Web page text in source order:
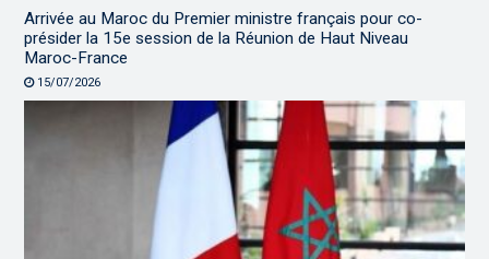
Arrivée au Maroc du Premier ministre français pour co-
présider la 15e session de la Réunion de Haut Niveau
Maroc-France
15/07/2026